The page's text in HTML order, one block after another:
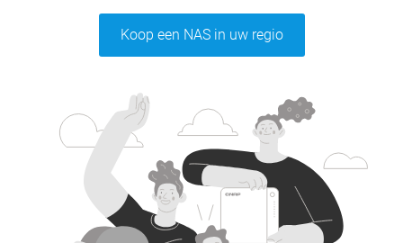
Koop een NAS in uw regio